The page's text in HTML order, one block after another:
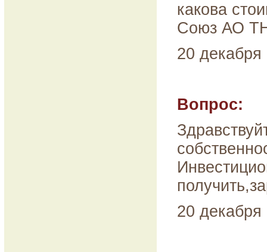
какова
Союз АО
20
Вопрос:
20